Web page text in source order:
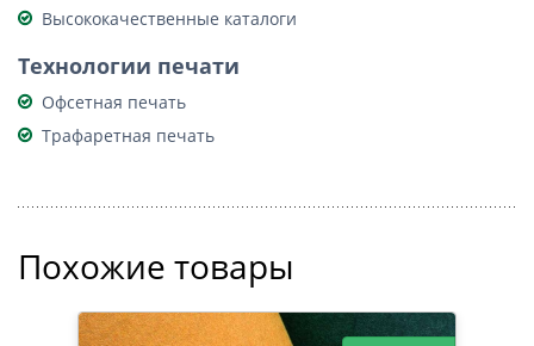
Высококачественные каталоги
Технологии печати
Офсетная печать
Трафаретная печать
Похожие товары